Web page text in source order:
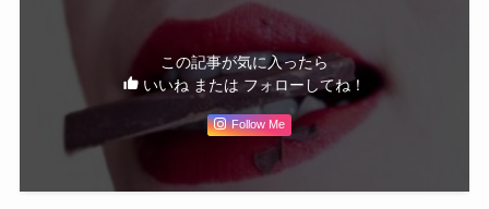
この記事が気に入ったら
いいね または フォローしてね！
Follow Me